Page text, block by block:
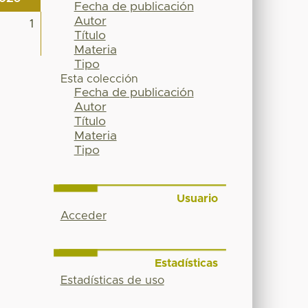
1
Fecha de publicación
Autor
Título
Materia
Tipo
Esta colección
Fecha de publicación
Autor
Título
Materia
Tipo
Usuario
Acceder
Estadísticas
Estadísticas de uso